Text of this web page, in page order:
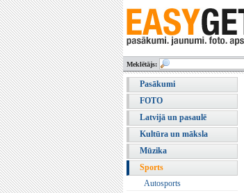
Meklētājs:
Pasākumi
FOTO
Latvijā un pasaulē
Kultūra un māksla
Mūzika
Sports
Autosports